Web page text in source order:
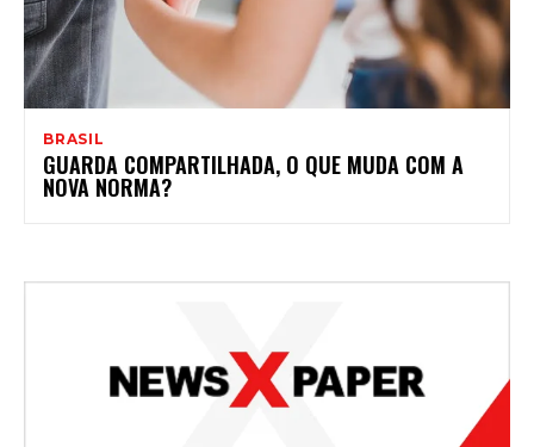
BRASIL
GUARDA COMPARTILHADA, O QUE MUDA COM A
NOVA NORMA?